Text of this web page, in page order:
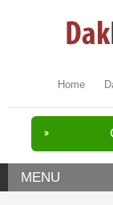
Home
MENU